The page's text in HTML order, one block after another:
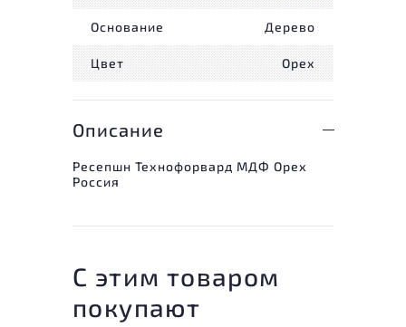
Основание Дерево
Цвет Орех
Описание
Ресепшн Технофорвард МДФ Орех
Россия
С этим товаром
покупают